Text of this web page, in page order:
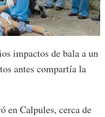
impactos de bala a un
antes compartía la
en Calpules, cerca de